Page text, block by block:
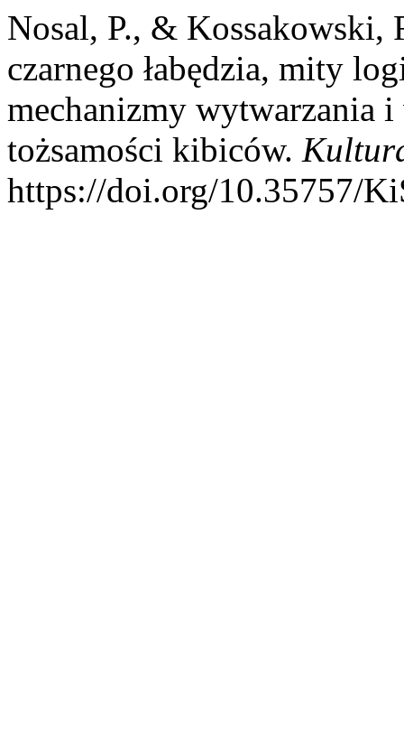
Nosal, P., & Kossakowski,
czarnego łabędzia, mity
mechanizmy wytwarzania
tożsamości kibiców.
https://doi.org/10.35757/